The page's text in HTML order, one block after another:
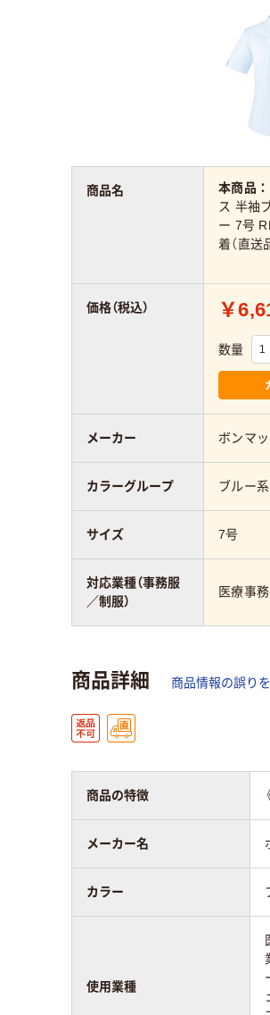
本商品：
ス 半袖
ー 7号
着（直送
￥
数量
ボンマ
ブルー系
7号
医療事務
商品名
価格（税込）
メーカー
カラーグループ
サイズ
対応業種（事務服
／制服）
商品詳細 商品情報の誤り
商品の特徴
メーカー名
カラー
使用業種